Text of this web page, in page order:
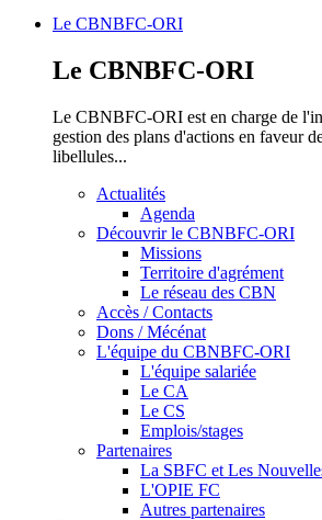
Le CBNBFC-ORI
Le CBNBFC-ORI
Le CBNBFC-ORI est en charge de
gestion des plans d'actions en faveur
libellules...
Actualités
Agenda
Découvrir le CBNBFC-ORI
Missions
Territoire d'agrément
Le réseau des CBN
Accès / Contacts
Dons / Mécénat
L'équipe du CBNBFC-ORI
L'équipe salariée
Le CA
Le CS
Emplois/stages
Partenaires
La SBFC et Les
L'OPIE FC
Autres partenaires